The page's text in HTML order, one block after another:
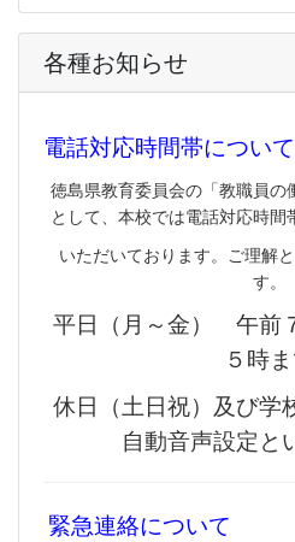
各種お知らせ
電話対応時間帯について
徳島県教育委員会の「教職員の
として、本校では電話対応時
いただいております。ご理解
す。
平日（月～金） 午前
５時
休日（土日祝）及び学
自動音声設定と
緊急連絡について